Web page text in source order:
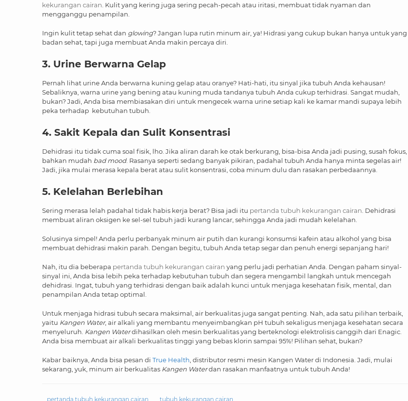
kekurangan cairan . Kulit yang kering juga sering pecah-pecah atau iritasi, membuat tidak nyaman dan
mengganggu penampilan.
Ingin kulit tetap sehat dan glowing? Jangan lupa rutin minum air, ya! Hidrasi yang cukup bukan hanya untuk yang
badan sehat, tapi juga membuat Anda makin percaya diri.
3. Urine Berwarna Gelap
Pernah lihat urine Anda berwarna kuning gelap atau oranye? Hati-hati, itu sinyal jika tubuh Anda kehausan!
Sebaliknya, warna urine yang bening atau kuning muda tandanya tubuh Anda cukup terhidrasi. Sangat mudah,
bukan? Jadi, Anda bisa membiasakan diri untuk mengecek warna urine setiap kali ke kamar mandi supaya lebih
peka terhadap kebutuhan tubuh.
4. Sakit Kepala dan Sulit Konsentrasi
Dehidrasi itu tidak cuma soal fisik, lho. Jika aliran darah ke otak berkurang, bisa-bisa Anda jadi pusing, susah fokus,
bahkan mudah bad mood. Rasanya seperti sedang banyak pikiran, padahal tubuh Anda hanya minta segelas air!
Jadi, jika mulai merasa kepala berat atau sulit konsentrasi, coba minum dulu dan rasakan perbedaannya.
5. Kelelahan Berlebihan
Sering merasa lelah padahal tidak habis kerja berat? Bisa jadi itu pertanda tubuh kekurangan cairan . Dehidrasi
membuat aliran oksigen ke sel-sel tubuh jadi kurang lancar, sehingga Anda jadi mudah kelelahan.
Solusinya simpel! Anda perlu perbanyak minum air putih dan kurangi konsumsi kafein atau alkohol yang bisa
membuat dehidrasi makin parah. Dengan begitu, tubuh Anda tetap segar dan penuh energi sepanjang hari!
Nah, itu dia beberapa pertanda tubuh kekurangan cairan yang perlu jadi perhatian Anda. Dengan paham sinyal-
sinyal ini, Anda bisa lebih peka terhadap kebutuhan tubuh dan segera mengambil langkah untuk mencegah
dehidrasi. Ingat, tubuh yang terhidrasi dengan baik adalah kunci untuk menjaga kesehatan fisik, mental, dan
penampilan Anda tetap optimal.
Untuk menjaga hidrasi tubuh secara maksimal, air berkualitas juga sangat penting. Nah, ada satu pilihan terbaik,
yaitu Kangen Water, air alkali yang membantu menyeimbangkan pH tubuh sekaligus menjaga kesehatan secara
menyeluruh. Kangen Waterdihasilkan oleh mesin berkualitas yang berteknologi elektrolisis canggih dari Enagic.
Anda bisa membuat air alkali berkualitas tinggi yang bebas klorin sampai 95%! Pilihan sehat, bukan?
Kabar baiknya, Anda bisa pesan di True Health , distributor resmi mesin Kangen Water di Indonesia. Jadi, mulai
sekarang, yuk, minum air berkualitas Kangen Waterdan rasakan manfaatnya untuk tubuh Anda!
pertanda tubuh kekurangan cairan tubuh kekurangan cairan